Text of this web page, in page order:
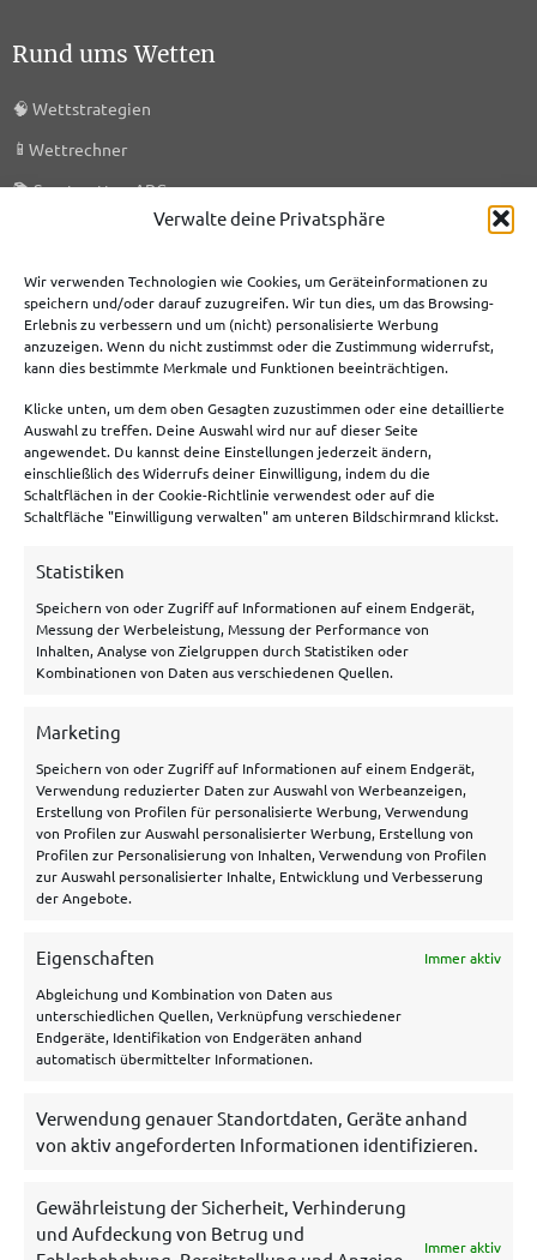
Verwalte deine Privatsphäre
Wir verwenden Technologien wie Cookies, um Geräteinformationen zu
speichern und/oder darauf zuzugreifen. Wir tun dies, um das Browsing-
Erlebnis zu verbessern und um (nicht) personalisierte Werbung
anzuzeigen. Wenn du nicht zustimmst oder die Zustimmung widerrufst,
kann dies bestimmte Merkmale und Funktionen beeinträchtigen.
Klicke unten, um dem oben Gesagten zuzustimmen oder eine detaillierte
Auswahl zu treffen. Deine Auswahl wird nur auf dieser Seite
angewendet. Du kannst deine Einstellungen jederzeit ändern,
einschließlich des Widerrufs deiner Einwilligung, indem du die
Schaltflächen in der Cookie-Richtlinie verwendest oder auf die
Schaltfläche "Einwilligung verwalten" am unteren Bildschirmrand klickst.
Statistiken
Speichern von oder Zugriff auf Informationen auf einem Endgerät,
Messung der Werbeleistung, Messung der Performance von
Inhalten, Analyse von Zielgruppen durch Statistiken oder
Kombinationen von Daten aus verschiedenen Quellen.
Marketing
Speichern von oder Zugriff auf Informationen auf einem Endgerät,
Verwendung reduzierter Daten zur Auswahl von Werbeanzeigen,
Erstellung von Profilen für personalisierte Werbung, Verwendung
von Profilen zur Auswahl personalisierter Werbung, Erstellung von
Profilen zur Personalisierung von Inhalten, Verwendung von Profilen
zur Auswahl personalisierter Inhalte, Entwicklung und Verbesserung
der Angebote.
Eigenschaften
Immer aktiv
Abgleichung und Kombination von Daten aus
unterschiedlichen Quellen, Verknüpfung verschiedener
Endgeräte, Identifikation von Endgeräten anhand
automatisch übermittelter Informationen.
Verwendung genauer Standortdaten, Geräte anhand
von aktiv angeforderten Informationen identifizieren.
Gewährleistung der Sicherheit, Verhinderung
und Aufdeckung von Betrug und
Immer aktiv
Rund ums Wetten
🧠 Wettstrategien
📱 Wettrechner
📚Sportwetten ABC
Meist genutzte Boni
Bet365 Bonus
Tipico Bonus
Betano Bonus
NEObet Bonus
Allgemeines
Über uns
Hilfe/Kontakt
Datenschutzerklärung
Impressum
Disclaimer
Archiv